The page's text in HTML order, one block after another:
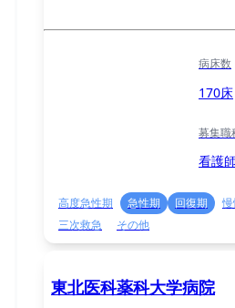
病床数
170床
募集職
看護師
高度急性期 急性期 回復期
三次救急
その他
東北医科薬科大学病院